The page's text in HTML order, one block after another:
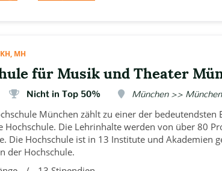
MH
für Musik und Theater
Nicht in Top 50% München >> München
München zählt zu einer der
Hochschule. Die Lehrinhalte werden von über 80
Die Hochschule ist in 13 Institute und Akademien
der Hochschule.